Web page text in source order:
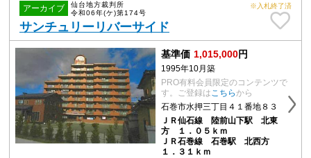
アーカイブ
仙台地方裁判所
令和06年(ケ)第174号
サンチュリーリバーサイド
※入札終了済
基準価 1,015,000円
1995年10月築
PRO有料会員限定のコンテンツで
す。ご登録はこちら から
石巻市水押三丁目４１番地８３
ＪＲ仙石線 陸前山下駅 北東
方 １．０５ｋｍ
ＪＲ石巻線 石巻駅 北西方
１．３１ｋｍ